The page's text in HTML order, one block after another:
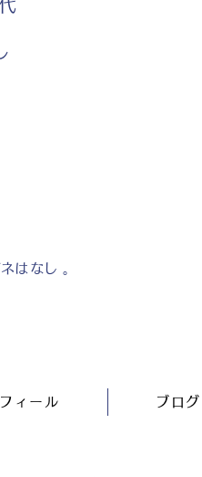
は なし 。
ィール ブログ